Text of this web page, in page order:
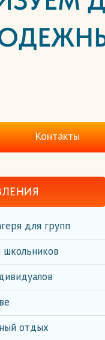
Контакты
для групп
школьников
отдых